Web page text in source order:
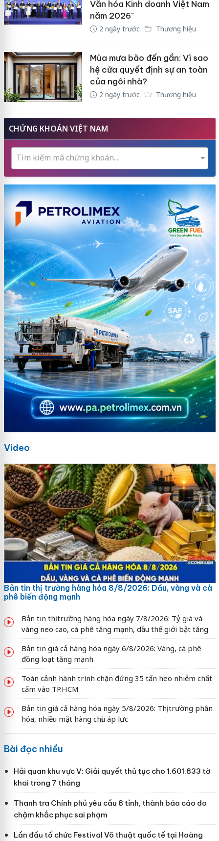
Văn hóa Kinh doanh Việt Nam
năm 2026"
2 ngày trước Thương hiệu
Mùa mưa bão đến gần: Vì sao
hệ cửa quyết định sự an toàn
của ngôi nhà?
2 ngày trước Thương hiệu
CHỨNG KHOÁN VIỆT NAM
Tìm kiếm mã chứng khoán...
Video
Bản tin thị trường hàng hóa 8/8/2026: Dầu, vàng và cà
phê biến động mạnh
Bản tin thị trường hàng hóa ngày 7/8/2026: Tỷ giá và
vàng neo cao, cà phê tăng mạnh, dầu thế giới bật tăng
Bản tin giá cả hàng hóa ngày 6/8/2026: Vàng, cà phê
đồng loạt tăng mạnh
Toàn cảnh hành trình chặn đứng 35 tấn heo nhiễm chất
cấm vào TP.HCM
Bản tin giá cả hàng hóa ngày 5/8/2026: Thị trường phân
hóa, nhiều mặt hàng chịu áp lực
Bài đọc nhiều
Hải quan khu vực V: Giải quyết thủ tục cho 1.601.833 tờ
khai trong 7 tháng
Thanh tra Chính phủ yêu cầu 8 tỉnh, thành báo cáo do
chậm khắc phục sai phạm
Lần đầu tổ chức Festival Võ thuật quốc tế tại Hoàng